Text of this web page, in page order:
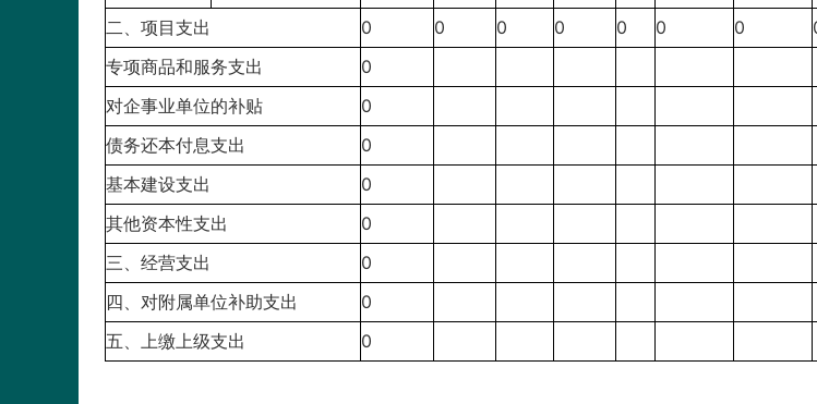
二、项目支出
0 0 0 0 0 0 0
专项商品和服务支出
0
对企事业单位的补贴
0
债务还本付息支出
0
基本建设支出
0
其他资本性支出
0
三、经营支出
0
四、对附属单位补助支出
0
五、上缴上级支出
0